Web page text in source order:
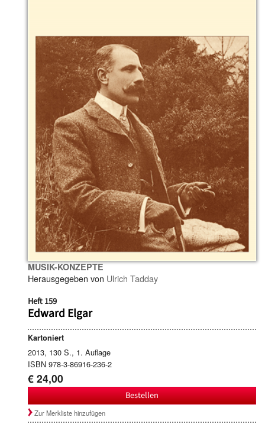
MUSIK-KONZEPTE
Herausgegeben von Ulrich Tadday
Heft 159
Edward Elgar
Kartoniert
2013, 130 S., 1. Auflage
ISBN 978-3-86916-236-2
€ 24,00
Bestellen
Zur Merkliste hinzufügen